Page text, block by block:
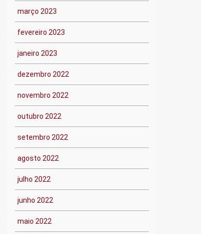
março 2023
fevereiro 2023
janeiro 2023
dezembro 2022
novembro 2022
outubro 2022
setembro 2022
agosto 2022
julho 2022
junho 2022
maio 2022